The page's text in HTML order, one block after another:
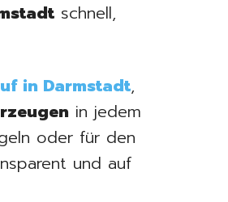
schnell,
in Darmstadt,
in jedem
oder für den
und auf